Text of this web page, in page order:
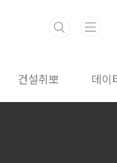
건설취뽀 데이